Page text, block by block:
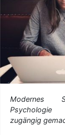
Modernes
zugängig